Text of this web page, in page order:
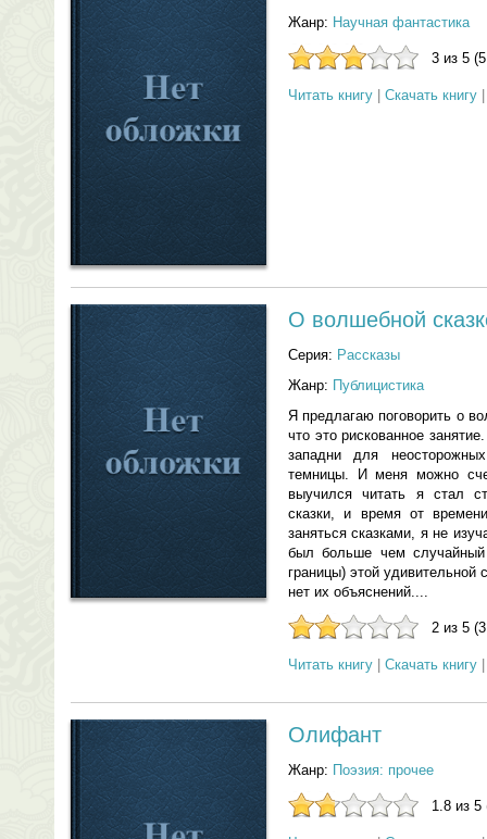
Жанр: Научная фантастика
3 из 5
Читать книгу Скачать книгу
О волшебной
Серия: Рассказы
Жанр: Публицистика
Я предлагаю поговорить о
что это рискованное
западни для
темницы. И меня можно
выучился читать я стал
сказки, и время от
заняться сказками, я не
был больше чем случайный
границы) этой
нет их объяснений....
2 из 5
Читать книгу Скачать книгу
Олифант
Жанр: Поэзия: прочее
1.8 из 5